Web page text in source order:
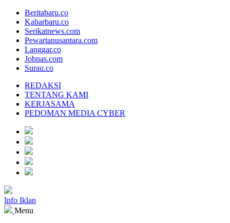
Beritabaru.co
Kabarbaru.co
Serikatnews.com
Pewartanusantara.com
Langgar.co
Jobnas.com
Surau.co
REDAKSI
TENTANG KAMI
KERJASAMA
PEDOMAN MEDIA CYBER
Info Iklan
Menu